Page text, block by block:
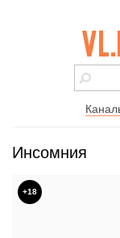
vl.ru -
города
Инсомния
+18